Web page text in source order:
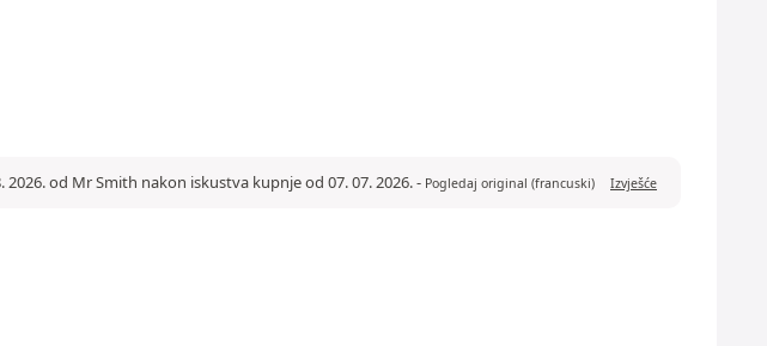
2026. od Mr Smith nakon iskustva kupnje od 07. 07. 2026.- Pogledaj original (francuski) Izvješće